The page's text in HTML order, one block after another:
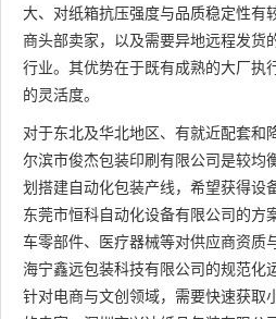
大、对纸箱抗压强度与品质稳定性有
商头部卖家，以及需要异地远程发货
行业。其优势在于既有成熟的大厂执
的灵活度。
对于东北及华北地区、有就近配套和
尔滨市俊杰包装印刷有限公司是较均
划搭建自动化包装产线，希望获得设
东莞市恒科自动化设备有限公司的方
车零部件、医疗器械等对供应商资质
海宁鑫远包装科技有限公司的规范化
针对电商与文创领域，需要快速获取